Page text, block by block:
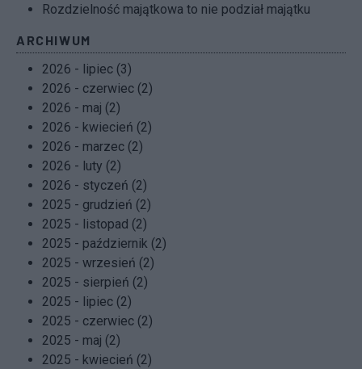
Rozdzielność majątkowa to nie podział majątku
ARCHIWUM
2026 - lipiec (3)
2026 - czerwiec (2)
2026 - maj (2)
2026 - kwiecień (2)
2026 - marzec (2)
2026 - luty (2)
2026 - styczeń (2)
2025 - grudzień (2)
2025 - listopad (2)
2025 - październik (2)
2025 - wrzesień (2)
2025 - sierpień (2)
2025 - lipiec (2)
2025 - czerwiec (2)
2025 - maj (2)
2025 - kwiecień (2)